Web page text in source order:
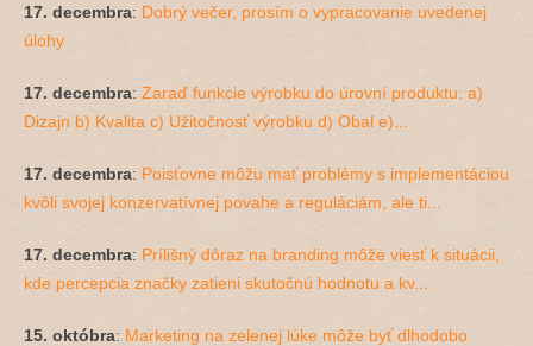
17. decembra: Dobrý večer, prosím o vypracovanie uvedenej
úlohy
17. decembra: Zaraď funkcie výrobku do úrovní produktu: a)
Dizajn b) Kvalita c) Užitočnosť výrobku d) Obal e)...
17. decembra: Poisťovne môžu mať problémy s implementáciou
kvôli svojej konzervatívnej povahe a reguláciám, ale ti...
17. decembra: Prílišný dôraz na branding môže viesť k situácii,
kde percepcia značky zatieni skutočnú hodnotu a kv...
15. októbra: Marketing na zelenej lúke môže byť dlhodobo